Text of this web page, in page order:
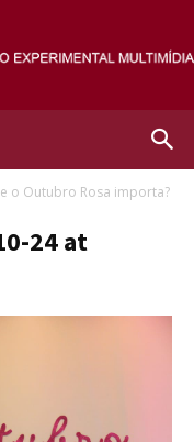
o Outubro Rosa importa?
24 at